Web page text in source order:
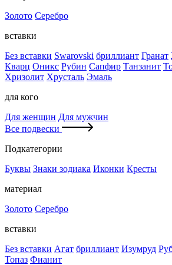
Золото Серебро
вставки
Без вставки Swarovski бриллиант Гранат
Кварц Оникс Рубин Сапфир Танзанит
Хризолит Хрусталь Эмаль
для кого
Для женщин Для мужчин
Все подвески
Подкатегории
Буквы Знаки зодиака Иконки Кресты
материал
Золото Серебро
вставки
Без вставки Агат бриллиант Изумруд
Топаз Фианит